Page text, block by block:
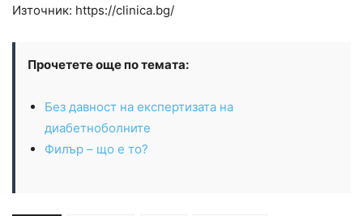
Източник: https://clinica.bg/
Прочетете още по темата:
Без давност на експертизата на
диабетноболните
Филър – що е то?